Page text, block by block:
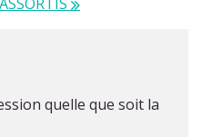
quelle que soit la